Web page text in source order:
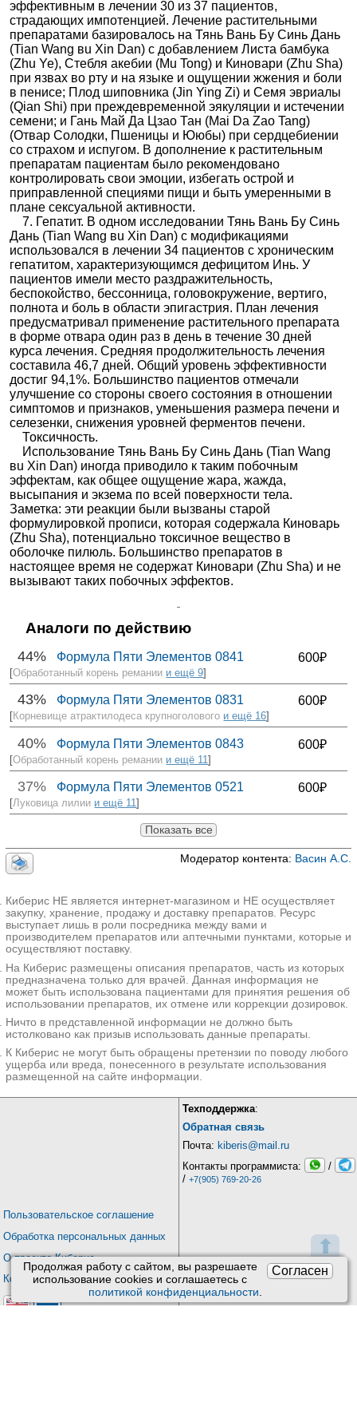
⬆
Согласен
Продолжая работу с сайтом, вы разрешаете
использование сookies и соглашаетесь с
политикой конфиденциальности.
эффективным в лечении 30 из 37 пациентов,
страдающих импотенцией. Лечение растительными
препаратами базировалось на Тянь Вань Бу Синь Дань
(Tian Wang вu Xin Dan) с добавлением Листа бамбука
(Zhu Ye), Стебля акебии (Mu Tong) и Киновари (Zhu Sha)
при язвах во рту и на языке и ощущении жжения и боли
в пенисе; Плод шиповника (Jin Ying Zi) и Семя эвриалы
(Qian Shi) при преждевременной эякуляции и истечении
семени; и Гань Май Да Цзао Тан (Mai Da Zao Tang)
(Отвар Солодки, Пшеницы и Ююбы) при сердцебиении
со страхом и испугом. В дополнение к растительным
препаратам пациентам было рекомендовано
контролировать свои эмоции, избегать острой и
приправленной специями пищи и быть умеренными в
плане сексуальной активности.
7. Гепатит. В одном исследовании Тянь Вань Бу Синь
Дань (Tian Wang вu Xin Dan) с модификациями
использовался в лечении 34 пациентов с хроническим
гепатитом, характеризующимся дефицитом Инь. У
пациентов имели место раздражительность,
беспокойство, бессонница, головокружение, вертиго,
полнота и боль в области эпигастрия. План лечения
предусматривал применение растительного препарата
в форме отвара один раз в день в течение 30 дней
курса лечения. Средняя продолжительность лечения
составила 46,7 дней. Общий уровень эффективности
достиг 94,1%. Большинство пациентов отмечали
улучшение со стороны своего состояния в отношении
симптомов и признаков, уменьшения размера печени и
селезенки, снижения уровней ферментов печени.
Токсичность.
Использование Тянь Вань Бу Синь Дань (Tian Wang
вu Xin Dan) иногда приводило к таким побочным
эффектам, как общее ощущение жара, жажда,
высыпания и экзема по всей поверхности тела.
Заметка: эти реакции были вызваны старой
формулировкой прописи, которая содержала Киноварь
(Zhu Sha), потенциально токсичное вещество в
оболочке пилюль. Большинство препаратов в
настоящее время не содержат Киновари (Zhu Sha) и не
вызывают таких побочных эффектов.
Аналоги по действию
44% 600₽
Формула Пяти Элементов 0841
[Обработанный корень ремании и ещё 9]
43% 600₽
Формула Пяти Элементов 0831
[Корневище атрактилодеса крупноголового и ещё 16]
40% 600₽
Формула Пяти Элементов 0843
[Обработанный корень ремании и ещё 11]
37% 600₽
Формула Пяти Элементов 0521
[Луковица лилии и ещё 11]
Показать все
Модератор контента: Васин А.С.
Киберис НЕ является интернет-магазином и НЕ осуществляет
закупку, хранение, продажу и доставку препаратов. Ресурс
выступает лишь в роли посредника между вами и
производителем препаратов или аптечными пунктами, которые и
осуществляют поставку.
На Киберис размещены описания препаратов, часть из которых
предназначена только для врачей. Данная информация не
может быть использована пациентами для принятия решения об
использовании препаратов, их отмене или коррекции дозировок.
Ничто в представленной информации не должно быть
истолковано как призыв использовать данные препараты.
К Киберис не могут быть обращены претензии по поводу любого
ущерба или вреда, понесенного в результате использования
размещенной на сайте информации.
Пользовательское соглашение
Обработка персональных данных
О проекте Киберис
Контакты
Техподдержка:
Обратная связь
Почта: kiberis@mail.ru
Контакты программиста:
/
/ +7(905) 769-20-26